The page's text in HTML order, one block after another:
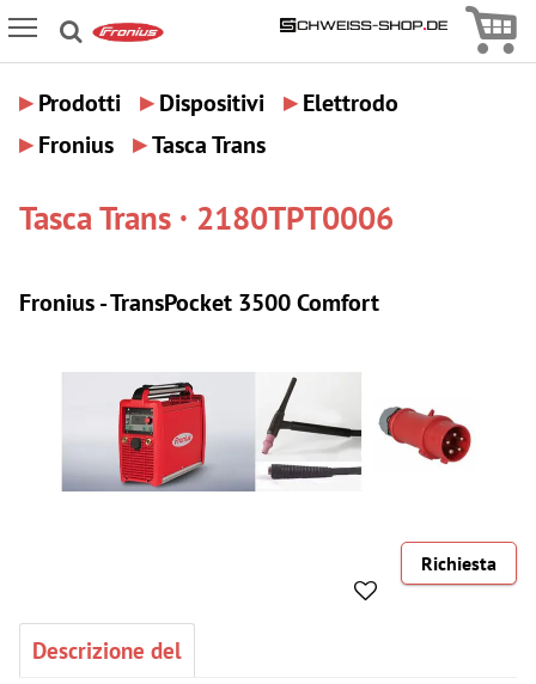
Icon Menu
▸ Prodotti ▸ Dispositivi ▸ Elettrodo
▸ Fronius ▸Tasca Trans
Tasca Trans · 2180TPT0006
Fronius - TransPocket 3500 Comfort
Richiesta
Descrizione del